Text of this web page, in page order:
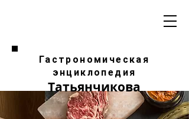
Гастрономическая
энциклопедия
Татьянчикова